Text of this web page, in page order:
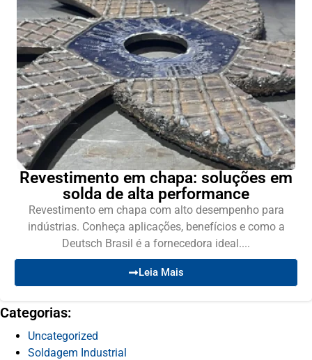
Revestimento em chapa: soluções em
solda de alta performance
Revestimento em chapa com alto desempenho para
indústrias. Conheça aplicações, benefícios e como a
Deutsch Brasil é a fornecedora ideal....
Leia Mais
Categorias:
Uncategorized
Soldagem Industrial